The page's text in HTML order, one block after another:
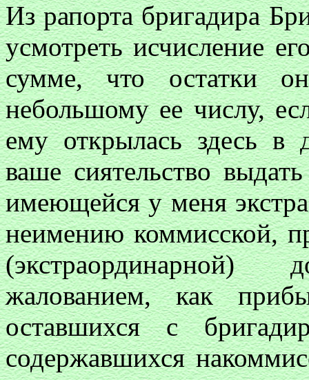
Из рапорта бригадира
усмотреть исчисление
сумме, что остатки
небольшому ее числу,
ему открылась здесь в
ваше сиятельство
имеющейся у меня
неимению коммисской,
(экстраординарной)
жалованием, как
оставшихся с
содержавшихся